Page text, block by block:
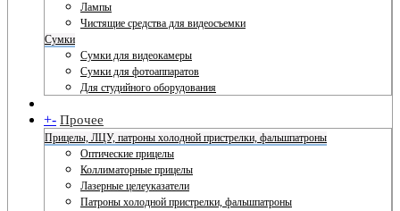
Лампы
Чистящие средства для видеосъемки
Сумки
Сумки для видеокамеры
Сумки для фотоаппаратов
Для студийного оборудования
+- Прочее
Прицелы, ЛЦУ, патроны холодной пристрелки, фальшпатроны
Оптические прицелы
Коллиматорные прицелы
Лазерные целеуказатели
Патроны холодной пристрелки, фальшпатроны